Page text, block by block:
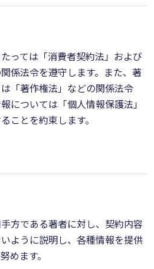
っては「消費者契約法」および
係法令を遵守します。また、著
「著作権法」などの関係法令
については「個人情報保護法」
ことを約束します。
方である著者に対し、契約内容
ように説明し、各種情報を提供
めます。